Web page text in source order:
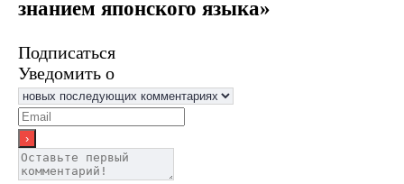
знанием японского языка»
Подписаться
Уведомить о